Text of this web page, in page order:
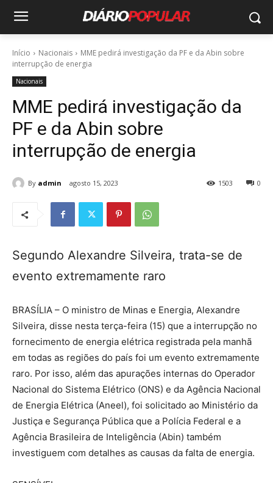
Início Nacionais
MME pedirá investigação da PF e da Abin sobre
interrupção de energia
Nacionais
MME pedirá investigação da
PF e da Abin sobre
interrupção de energia
By admin agosto 15, 2023 0
1503
Segundo Alexandre Silveira, trata-se de
evento extremamente raro
BRASÍLIA – O ministro de Minas e Energia, Alexandre
Silveira, disse nesta terça-feira (15) que a interrupção no
fornecimento de energia elétrica registrada pela manhã
em todas as regiões do país foi um evento extremamente
raro. Por isso, além das apurações internas do Operador
Nacional do Sistema Elétrico (ONS) e da Agência Nacional
de Energia Elétrica (Aneel), foi solicitado ao Ministério da
Justiça e Segurança Pública que a Polícia Federal e a
Agência Brasileira de Inteligência (Abin) também
investiguem com detalhes as causas da falta de energia.